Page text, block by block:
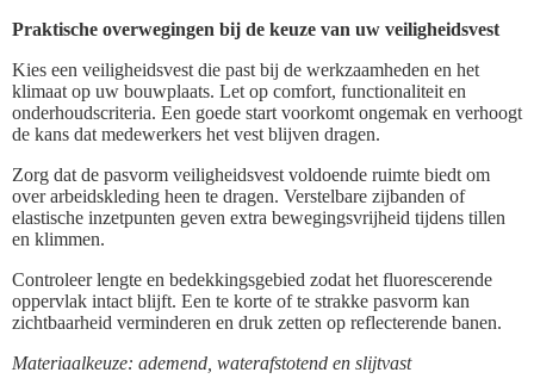
Praktische overwegingen bij de keuze van uw veiligheidsvest
Kies een veiligheidsvest die past bij de werkzaamheden en het
klimaat op uw bouwplaats. Let op comfort, functionaliteit en
onderhoudscriteria. Een goede start voorkomt ongemak en verhoogt
de kans dat medewerkers het vest blijven dragen.
Zorg dat de pasvorm veiligheidsvest voldoende ruimte biedt om
over arbeidskleding heen te dragen. Verstelbare zijbanden of
elastische inzetpunten geven extra bewegingsvrijheid tijdens tillen
en klimmen.
Controleer lengte en bedekkingsgebied zodat het fluorescerende
oppervlak intact blijft. Een te korte of te strakke pasvorm kan
zichtbaarheid verminderen en druk zetten op reflecterende banen.
Materiaalkeuze: ademend, waterafstotend en slijtvast